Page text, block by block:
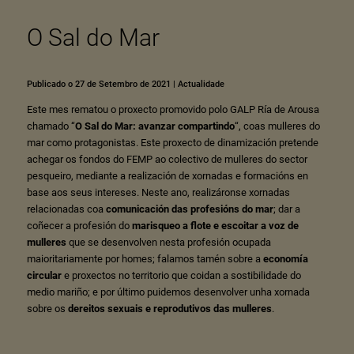
O Sal do Mar
Publicado o 27 de Setembro de 2021 | Actualidade
Este mes rematou o proxecto promovido polo GALP Ría de Arousa
chamado “O Sal do Mar: avanzar compartindo“, coas mulleres do
mar como protagonistas. Este proxecto de dinamización pretende
achegar os fondos do FEMP ao colectivo de mulleres do sector
pesqueiro, mediante a realización de xornadas e formacións en
base aos seus intereses. Neste ano, realizáronse xornadas
relacionadas coa comunicación das profesións do mar; dar a
coñecer a profesión do marisqueo a flote e escoitar a voz de
mulleres que se desenvolven nesta profesión ocupada
maioritariamente por homes; falamos tamén sobre a economía
circulare proxectos no territorio que coidan a sostibilidade do
medio mariño; e por último puidemos desenvolver unha xornada
sobre os dereitos sexuais e reprodutivos das mulleres.